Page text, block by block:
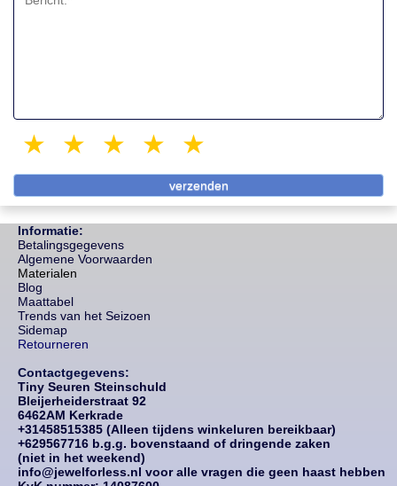
4 stars
3 stars
2 stars
1 star
Informatie:
Betalingsgegevens
Algemene Voorwaarden
Materialen
Blog
Maattabel
Trends van het Seizoen
Sidemap
Retourneren
Contactgegevens:
Tiny Seuren Steinschuld
Bleijerheiderstraat 92
6462AM Kerkrade
+31458515385 (Alleen tijdens winkeluren bereikbaar)
+629567716 b.g.g. bovenstaand of dringende zaken
(niet in het weekend)
info@jewelforless.nl voor alle vragen die geen haast hebben